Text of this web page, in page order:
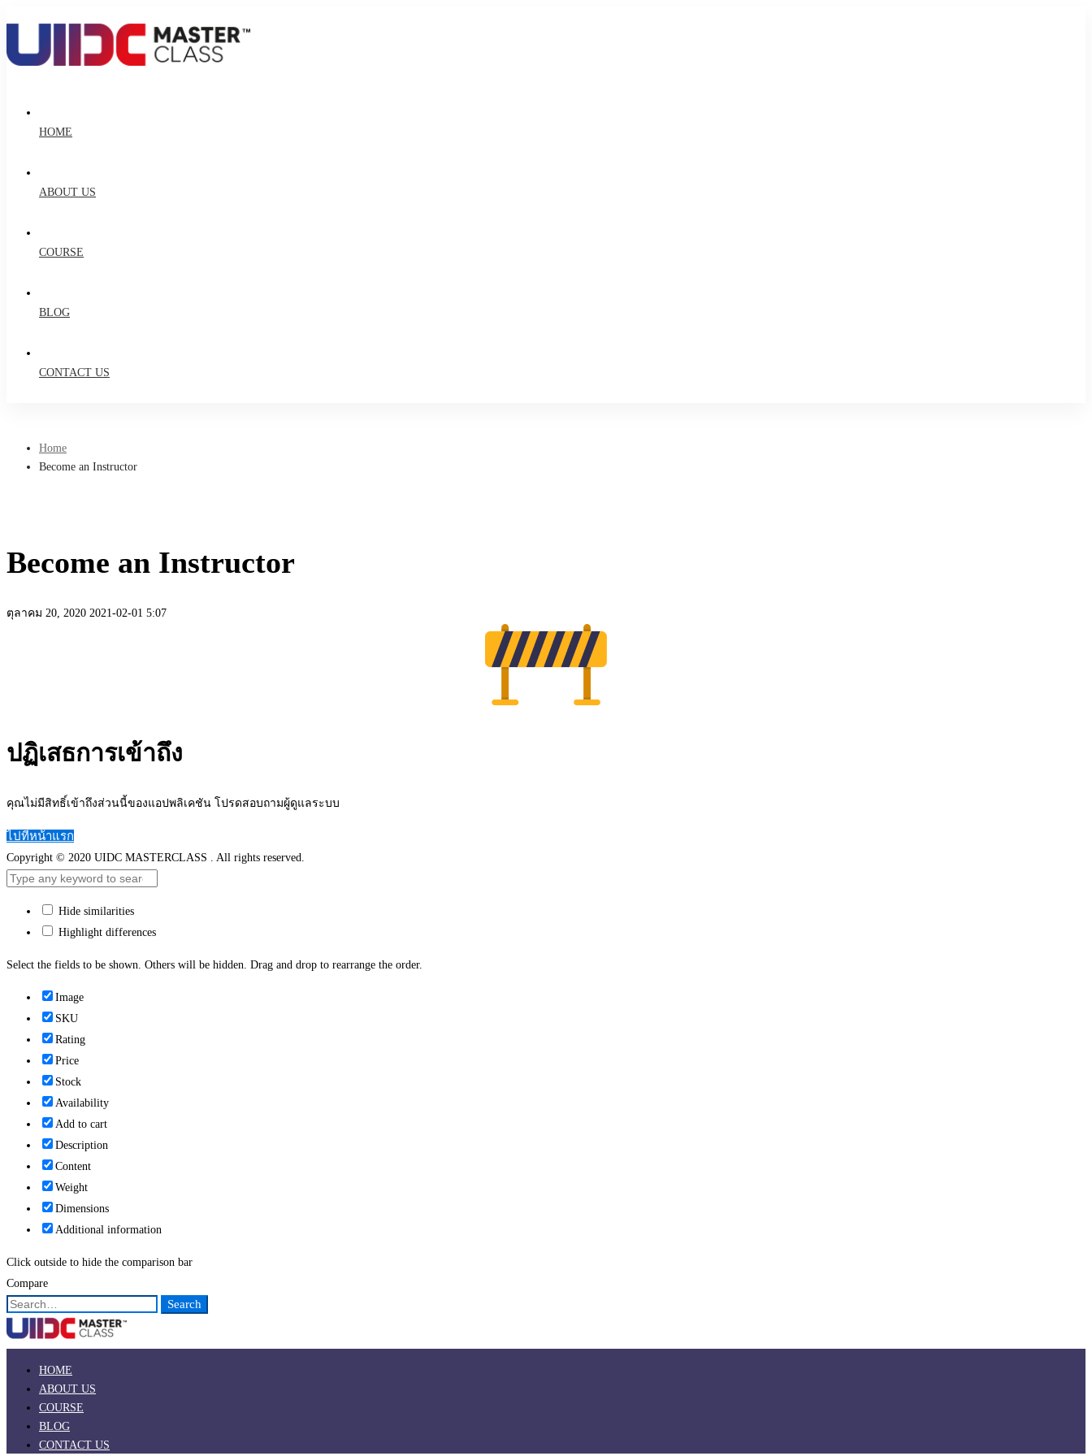
HOME
ABOUT US
COURSE
BLOG
CONTACT US
Home
Become an Instructor
Become an Instructor
ตุลาคม 20, 2020 2021-02-01 5:07
ปฏิเสธการเข้าถึง
คุณไม่มีสิทธิ์เข้าถึงส่วนนี้ของแอปพลิเคชัน โปรดสอบถามผู้ดูแลระบบ
ไปที่หน้าแรก
Copyright © 2020 UIDC MASTERCLASS . All rights reserved.
Hide similarities
Highlight differences
Select the fields to be shown. Others will be hidden. Drag and drop to rearrange the order.
Image
SKU
Rating
Price
Stock
Availability
Add to cart
Description
Content
Weight
Dimensions
Additional information
Click outside to hide the comparison bar
Compare
Search
Search
HOME
ABOUT US
COURSE
BLOG
CONTACT US